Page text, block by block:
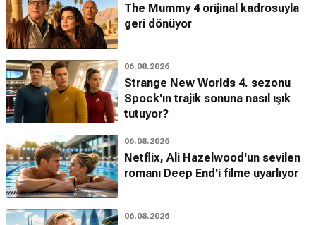
The Mummy 4 orijinal kadrosuyla
geri dönüyor
06.08.2026
Strange New Worlds 4. sezonu
Spock'ın trajik sonuna nasıl ışık
tutuyor?
06.08.2026
Netflix, Ali Hazelwood'un sevilen
romanı Deep End'i filme uyarlıyor
06.08.2026